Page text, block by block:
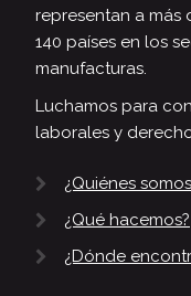
representan a más
140 países en los
manufacturas.
Luchamos para
laborales y
¿Quiénes
¿Qué hacemos?
¿Dónde